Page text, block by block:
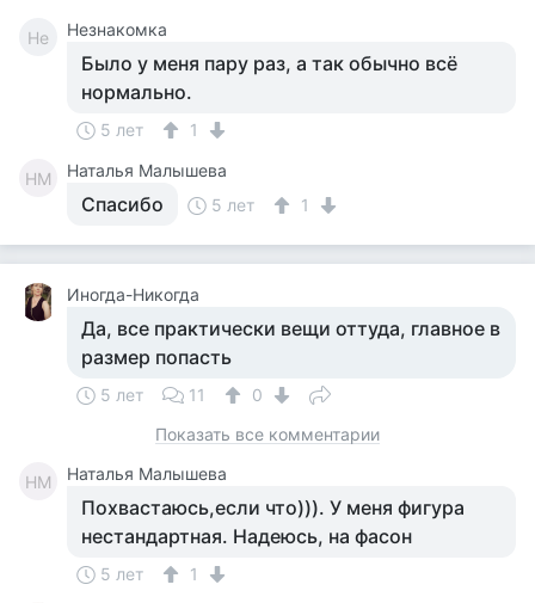
Не Незнакомка
Было у меня пару раз, а так обычно всё
нормально.
5 лет 1
НМ Наталья Малышева
Спасибо 5 лет 1
Иногда-Никогда
Да, все практически вещи оттуда, главное в
размер попасть
5 лет 11
0
Показать все комментарии
НМ Наталья Малышева
Похвастаюсь,если что))). У меня фигура
нестандартная. Надеюсь, на фасон
5 лет
1